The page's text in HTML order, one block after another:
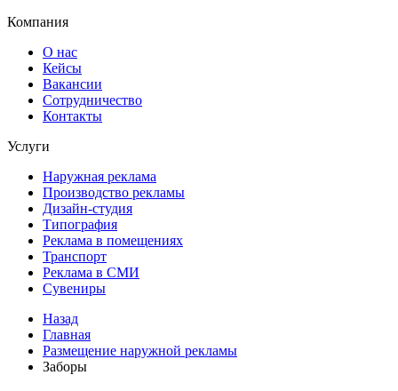
Компания
О нас
Кейсы
Вакансии
Сотрудничество
Контакты
Услуги
Наружная реклама
Производство рекламы
Дизайн-студия
Типография
Реклама в помещениях
Транспорт
Реклама в СМИ
Сувениры
Назад
Главная
Размещение наружной рекламы
Заборы